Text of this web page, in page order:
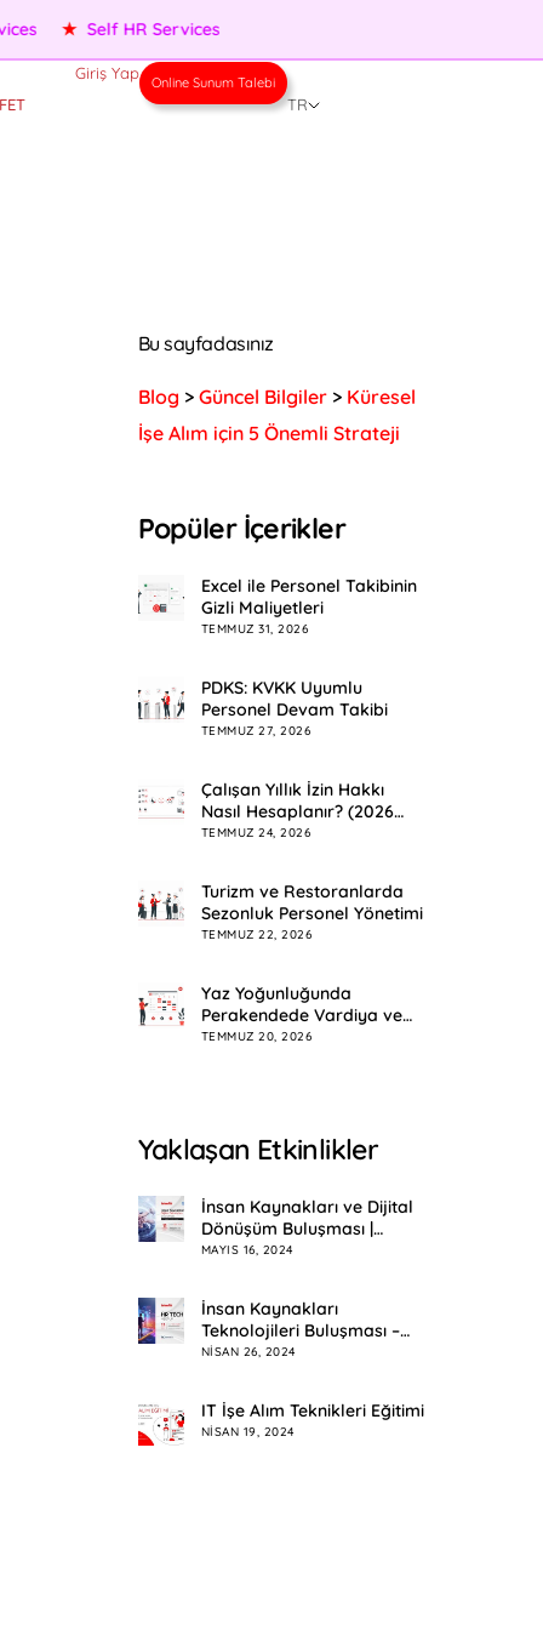
★ Performance Management
Giriş Yap Online Sunum Talebi
TR
Bu sayfadasınız
Blog > Güncel Bilgiler> Küresel
İşe Alım için 5 Önemli Strateji
Popüler İçerikler
Excel ile Personel Takibinin
Gizli Maliyetleri
TEMMUZ 31, 2026
PDKS: KVKK Uyumlu
Personel Devam Takibi
TEMMUZ 27, 2026
Çalışan Yıllık İzin Hakkı
Nasıl Hesaplanır? (2026
Rehberi)
TEMMUZ 24, 2026
Turizm ve Restoranlarda
Sezonluk Personel Yönetimi
TEMMUZ 22, 2026
Yaz Yoğunluğunda
Perakendede Vardiya ve
Mesai Planlama
TEMMUZ 20, 2026
Yaklaşan Etkinlikler
İnsan Kaynakları ve Dijital
Dönüşüm Buluşması |
Eskişehir
MAYIS 16, 2024
İnsan Kaynakları
Teknolojileri Buluşması –
HR Tech Meetup
NISAN 26, 2024
IT İşe Alım Teknikleri Eğitimi
NISAN 19, 2024